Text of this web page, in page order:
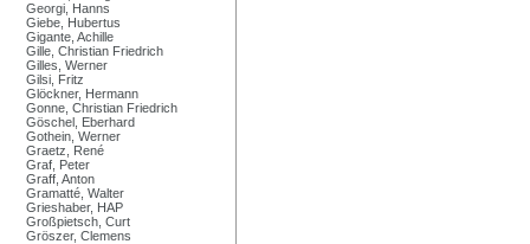
Georgi, Hanns
Giebe, Hubertus
Gigante, Achille
Gille, Christian Friedrich
Gilles, Werner
Gilsi, Fritz
Glöckner, Hermann
Gonne, Christian Friedrich
Göschel, Eberhard
Gothein, Werner
Graetz, René
Graf, Peter
Graff, Anton
Gramatté, Walter
Grieshaber, HAP
Großpietsch, Curt
Gröszer, Clemens